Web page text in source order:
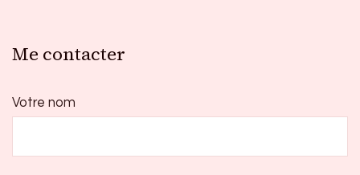
Me contacter
Votre nom